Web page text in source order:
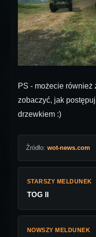
PS - możecie również
zobaczyć, jak
drzewkiem :)
Źródło: wot-news.com
STARSZY MELDUNEK
TOG II
NOWSZY MELDUNEK